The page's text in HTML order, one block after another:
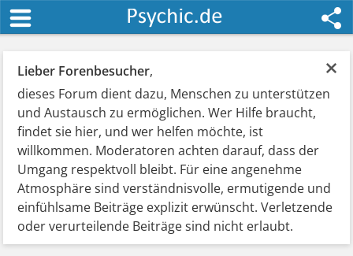
×
Lieber Forenbesucher,
dieses Forum dient dazu, Menschen zu unterstützen
und Austausch zu ermöglichen. Wer Hilfe braucht,
findet sie hier, und wer helfen möchte, ist
willkommen. Moderatoren achten darauf, dass der
Umgang respektvoll bleibt. Für eine angenehme
Atmosphäre sind verständnisvolle, ermutigende und
einfühlsame Beiträge explizit erwünscht. Verletzende
oder verurteilende Beiträge sind nicht erlaubt.